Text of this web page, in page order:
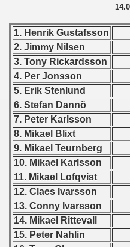
1. Henrik Gustafsson
2. Jimmy Nilsen
3. Tony Rickardsson
4. Per Jonsson
5. Erik Stenlund
6. Stefan Dannö
7. Peter Karlsson
8. Mikael Blixt
9. Mikael Teurnberg
10. Mikael Karlsson
11. Mikael Lofqvist
12. Claes Ivarsson
13. Conny Ivarsson
14. Mikael Rittevall
15. Peter Nahlin
- 1988
- 1989
- 1990
- 1991
- 1991
qualifications) - 1991